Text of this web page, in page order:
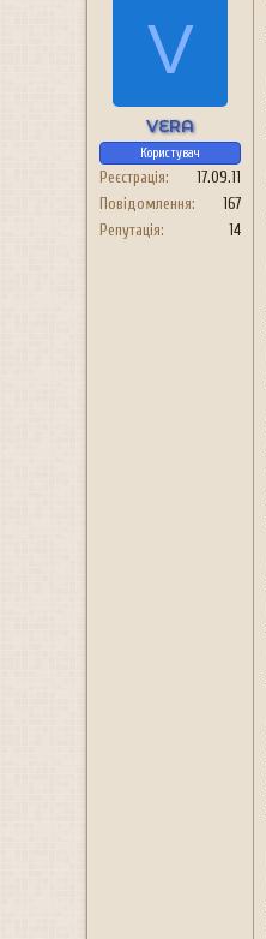
V
VERA
Користувач
Реєстрація
17.09.11
Повідомлення
167
Репутація
14